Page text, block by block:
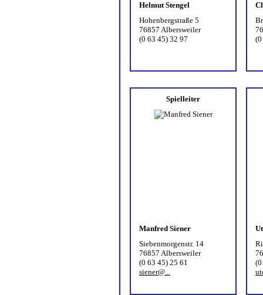
Helmut Stengel
Hohenbergstraße 5
76857 Albersweiler
(0 63 45) 32 97
Spielleiter
Manfred Siener
Siebenmorgenstr. 14
76857 Albersweiler
(0 63 45) 25 61
siener@...